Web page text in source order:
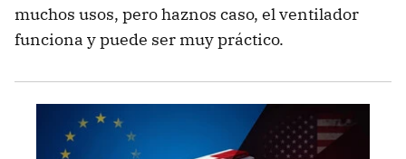
muchos usos, pero haznos caso, el ventilador
funciona y puede ser muy práctico.